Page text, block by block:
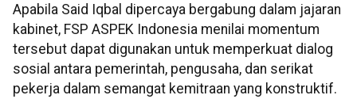
Apabila Said Iqbal dipercaya bergabung dalam jajaran
kabinet, FSP ASPEK Indonesia menilai momentum
tersebut dapat digunakan untuk memperkuat dialog
sosial antara pemerintah, pengusaha, dan serikat
pekerja dalam semangat kemitraan yang konstruktif.